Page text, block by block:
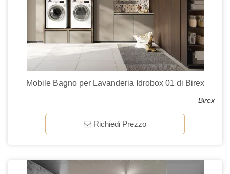
Mobile Bagno per Lavanderia Idrobox 01 di Birex
Birex
Richiedi Prezzo